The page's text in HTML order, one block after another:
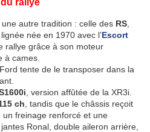
autre tradition : celle des RS
née en 1970 avec l’Escort
rallye grâce à son moteur
à cames.
tente de le transposer dans la
, version affûtée de la XR3i.
ch , tandis que le châssis reçoit
freinage renforcé et une
Ronal, double aileron arrière,